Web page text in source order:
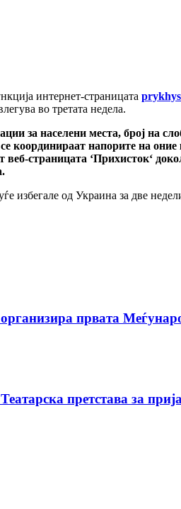
интернет-страницата
во третата недела.
за населени места, број на
координираат напорите на
страницата ‘Прихисток‘
избегале од Украина за две
првата
претстава за